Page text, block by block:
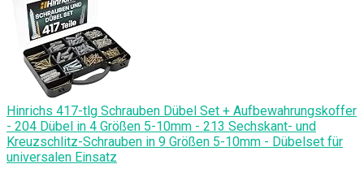
Hinrichs 417-tlg Schrauben Dübel Set + Aufbewahrungskoffer
- 204 Dübel in 4 Größen 5-10mm - 213 Sechskant- und
Kreuzschlitz-Schrauben in 9 Größen 5-10mm - Dübelset für
universalen Einsatz